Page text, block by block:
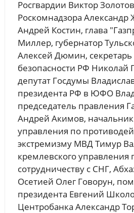
Росгвардии Виктор
Роскомнадзора Александр
Андрей Костин, глава
Миллер, губернатор
Алексей Дюмин, секретарь
безопасности РФ Николай
депутат Госдумы
президента РФ в ЮФО
председатель правления
Андрей Акимов, начальник
управления по
экстремизму МВД Тимур
кремлевского управления
сотрудничеству с СНГ,
Осетией Олег Говорун,
президента Евгений
Центробанка Александр